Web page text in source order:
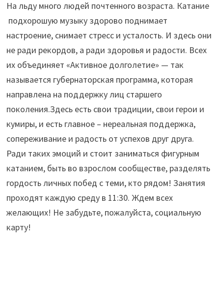
На льду много людей почтенного возраста. Катание
подхорошую музыку здорово поднимает
настроение, снимает стресс и усталость. И здесь они
не ради рекордов, а ради здоровья и радости. Всех
их объединяет «Активное долголетие» — так
называется губернаторская программа, которая
направлена на поддержку лиц старшего
поколения.Здесь есть свои традиции, свои герои и
кумиры, и есть главное – нереальная поддержка,
сопереживание и радость от успехов друг друга.
Ради таких эмоций и стоит заниматься фигурным
катанием, быть во взрослом сообществе, разделять
гордость личных побед с теми, кто рядом! Занятия
проходят каждую среду в 11:30. Ждем всех
желающих! Не забудьте, пожалуйста, социальную
карту!